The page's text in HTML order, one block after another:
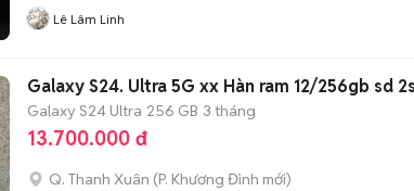
Lê Lâm Linh
Galaxy S24. Ultra 5G xx Hàn ram 12/256gb sd
Galaxy S24 Ultra 256 GB 3 tháng
13.700.000 đ
Q. Thanh Xuân (P. Khương Đình mới)